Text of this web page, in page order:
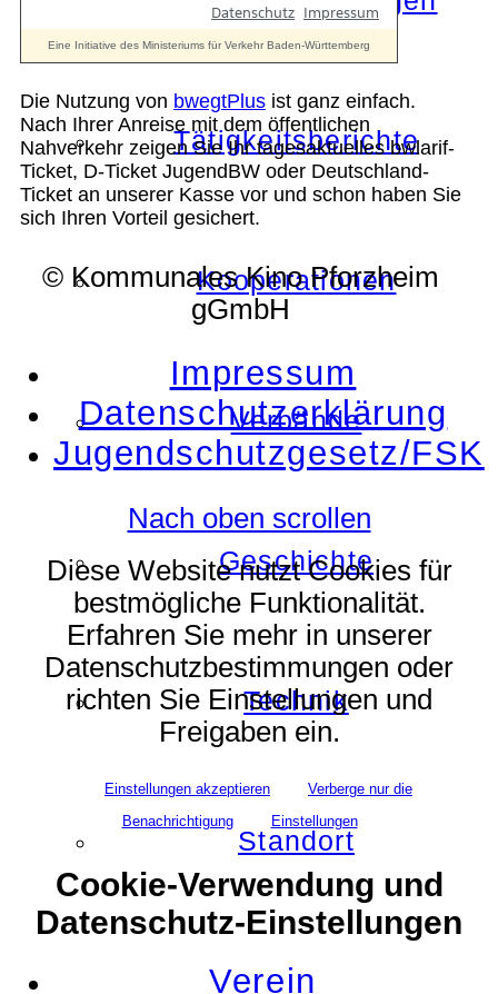
Tätigkeitsberichte
Kooperationen
Verbände
Geschichte
Technik
Standort
Verein
Die Nutzung von bwegtPlus ist ganz einfach.
Nach Ihrer Anreise mit dem öffentlichen
Nahverkehr zeigen Sie Ihr tagesaktuelles bwlarif-
Ticket, D-Ticket JugendBW oder Deutschland-
Ticket an unserer Kasse vor und schon haben Sie
sich Ihren Vorteil gesichert.
© Kommunales Kino Pforzheim
gGmbH
Impressum
Datenschutzerklärung
Jugendschutzgesetz/FSK
Nach oben scrollen
Diese Website nutzt Cookies für
bestmögliche Funktionalität.
Erfahren Sie mehr in unserer
Datenschutzbestimmungen oder
richten Sie Einstellungen und
Freigaben ein.
Einstellungen akzeptieren
Verberge nur die
Benachrichtigung
Einstellungen
Cookie-Verwendung und
Datenschutz-Einstellungen